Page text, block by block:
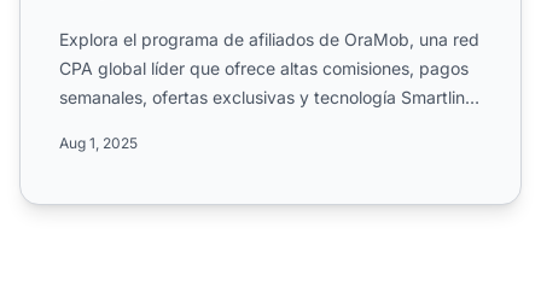
Explora el programa de afiliados de OraMob, una red
CPA global líder que ofrece altas comisiones, pagos
semanales, ofertas exclusivas y tecnología Smartlink.
Aug 1, 2025